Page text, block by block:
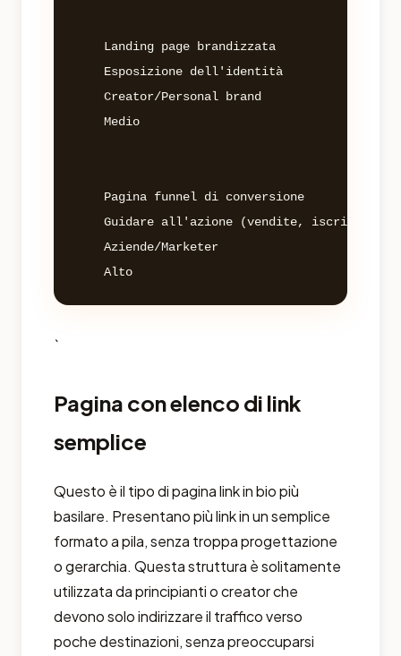
`
Pagina con elenco di link
semplice
Questo è il tipo di pagina link in bio più
basilare. Presentano più link in un semplice
formato a pila, senza troppa progettazione
o gerarchia. Questa struttura è solitamente
utilizzata da principianti o creator che
devono solo indirizzare il traffico verso
poche destinazioni, senza preoccuparsi